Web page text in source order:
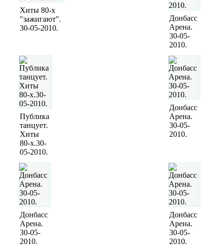
Хиты 80-х
"зажигают".
30-05-2010.
Донбасс
Арена.
30-05-
2010.
Публика
танцует.
Хиты
80-х.30-
05-2010.
Донбасс
Арена.
30-05-
2010.
Донбасс
Арена.
30-05-
2010.
Донбасс
Арена.
30-05-
2010.